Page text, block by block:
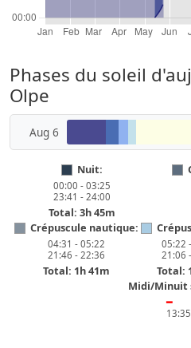
Phases du soleil
Olpe
Aug 6
Nuit:
00:00 - 03:25
23:41 - 24:00
Total: 3h 45m
Crépuscule nautique:
04:31 - 05:22
21:46 - 22:36
Total: 1h 41m
05:22
21:06
Total:
Midi/Minuit
━
13:35